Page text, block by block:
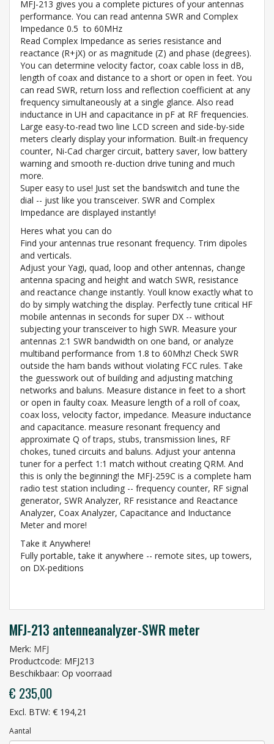
MFJ-213 gives you a complete pictures of your antennas
performance. You can read antenna SWR and Complex
Impedance 0.5 to 60MHz
Read Complex Impedance as series resistance and
reactance (R+jX) or as magnitude (Z) and phase (degrees).
You can determine velocity factor, coax cable loss in dB,
length of coax and distance to a short or open in feet. You
can read SWR, return loss and reflection coefficient at any
frequency simultaneously at a single glance. Also read
inductance in UH and capacitance in pF at RF frequencies.
Large easy-to-read two line LCD screen and side-by-side
meters clearly display your information. Built-in frequency
counter, Ni-Cad charger circuit, battery saver, low battery
warning and smooth re-duction drive tuning and much
more.
Super easy to use! Just set the bandswitch and tune the
dial -- just like you transceiver. SWR and Complex
Impedance are displayed instantly!
Heres what you can do
Find your antennas true resonant frequency. Trim dipoles
and verticals.
Adjust your Yagi, quad, loop and other antennas, change
antenna spacing and height and watch SWR, resistance
and reactance change instantly. Youll know exactly what to
do by simply watching the display. Perfectly tune critical HF
mobile antennas in seconds for super DX -- without
subjecting your transceiver to high SWR. Measure your
antennas 2:1 SWR bandwidth on one band, or analyze
multiband performance from 1.8 to 60Mhz! Check SWR
outside the ham bands without violating FCC rules. Take
the guesswork out of building and adjusting matching
networks and baluns. Measure distance in feet to a short
or open in faulty coax. Measure length of a roll of coax,
coax loss, velocity factor, impedance. Measure inductance
and capacitance. measure resonant frequency and
approximate Q of traps, stubs, transmission lines, RF
chokes, tuned circuits and baluns. Adjust your antenna
tuner for a perfect 1:1 match without creating QRM. And
this is only the beginning! the MFJ-259C is a complete ham
radio test station including -- frequency counter, RF signal
generator, SWR Analyzer, RF resistance and Reactance
Analyzer, Coax Analyzer, Capacitance and Inductance
Meter and more!
Take it Anywhere!
Fully portable, take it anywhere -- remote sites, up towers,
on DX-peditions
MFJ-213 antenneanalyzer-SWR meter
Merk: MFJ
Productcode: MFJ213
Beschikbaar: Op voorraad
€ 235,00
Excl. BTW: € 194,21
Aantal